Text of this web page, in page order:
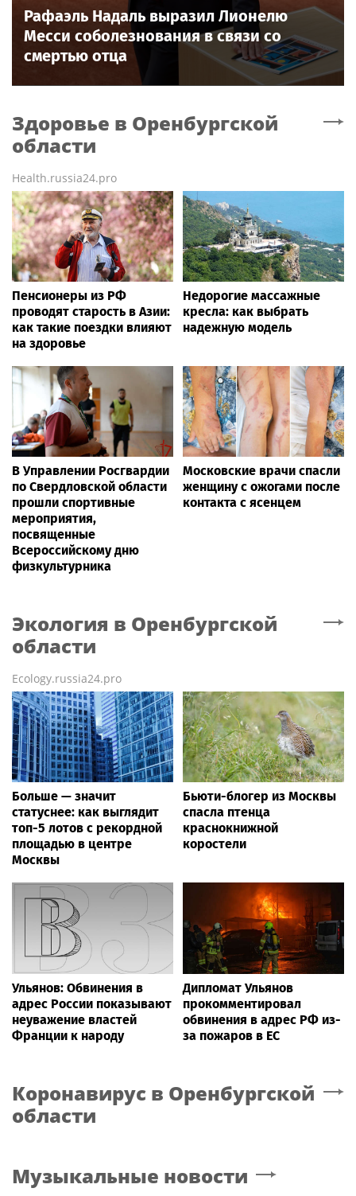
Рафаэль Надаль выразил Лионелю
Месси соболезнования в связи со
смертью отца
Здоровье в Оренбургской
области
Health.russia24.pro
Пенсионеры из РФ
проводят старость в Азии:
как такие поездки влияют
на здоровье
Недорогие массажные
кресла: как выбрать
надежную модель
В Управлении Росгвардии
по Свердловской области
прошли спортивные
мероприятия,
посвященные
Всероссийскому дню
физкультурника
Московские врачи спасли
женщину с ожогами после
контакта с ясенцем
Экология в Оренбургской
области
Ecology.russia24.pro
Больше — значит
статуснее: как выглядит
топ-5 лотов с рекордной
площадью в центре
Москвы
Бьюти-блогер из Москвы
спасла птенца
краснокнижной
коростели
Ульянов: Обвинения в
адрес России показывают
неуважение властей
Франции к народу
Дипломат Ульянов
прокомментировал
обвинения в адрес РФ из-
за пожаров в ЕС
Коронавирус в Оренбургской
области
Музыкальные новости